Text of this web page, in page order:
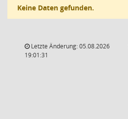
Keine Daten gefunden.
Letzte Änderung: 05.08.2026
19:01:31